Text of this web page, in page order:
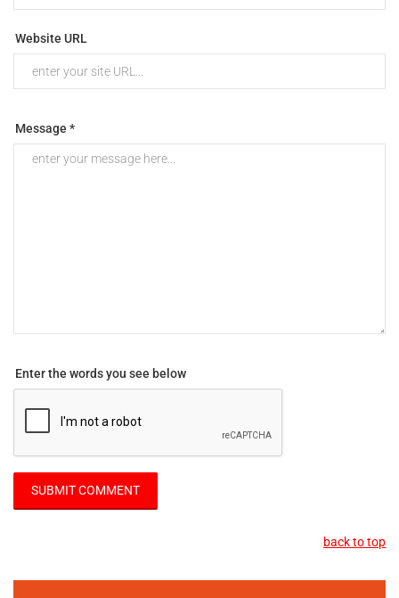
Website URL
Message *
Enter the words you see below
back to top